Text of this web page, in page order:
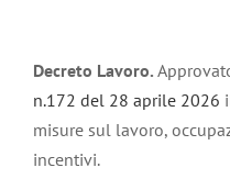
Decreto Lavoro.
n.172 del 28 aprile 2026
misure sul lavoro,
incentivi.